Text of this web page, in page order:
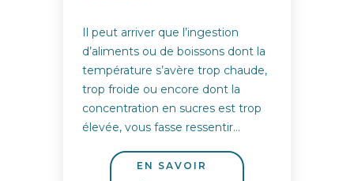
Il peut arriver que l’ingestion
d’aliments ou de boissons dont la
température s’avère trop chaude,
trop froide ou encore dont la
concentration en sucres est trop
élevée, vous fasse ressentir…